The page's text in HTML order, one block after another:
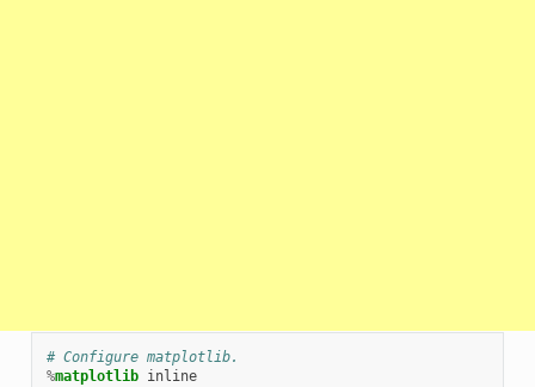
# Configure matplotlib.
%matplotlib inline